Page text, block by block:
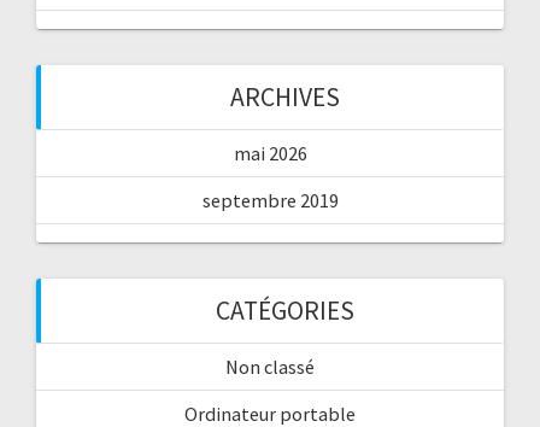
ARCHIVES
mai 2026
septembre 2019
CATÉGORIES
Non classé
Ordinateur portable